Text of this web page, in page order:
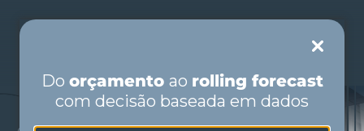
Do orçamento ao rolling forecast
com decisão baseada em dados
PORTUGUÊS